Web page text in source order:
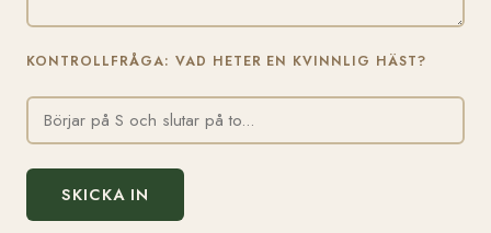
KONTROLLFRÅGA: VAD HETER EN KVINNLIG HÄST?
SKICKA IN